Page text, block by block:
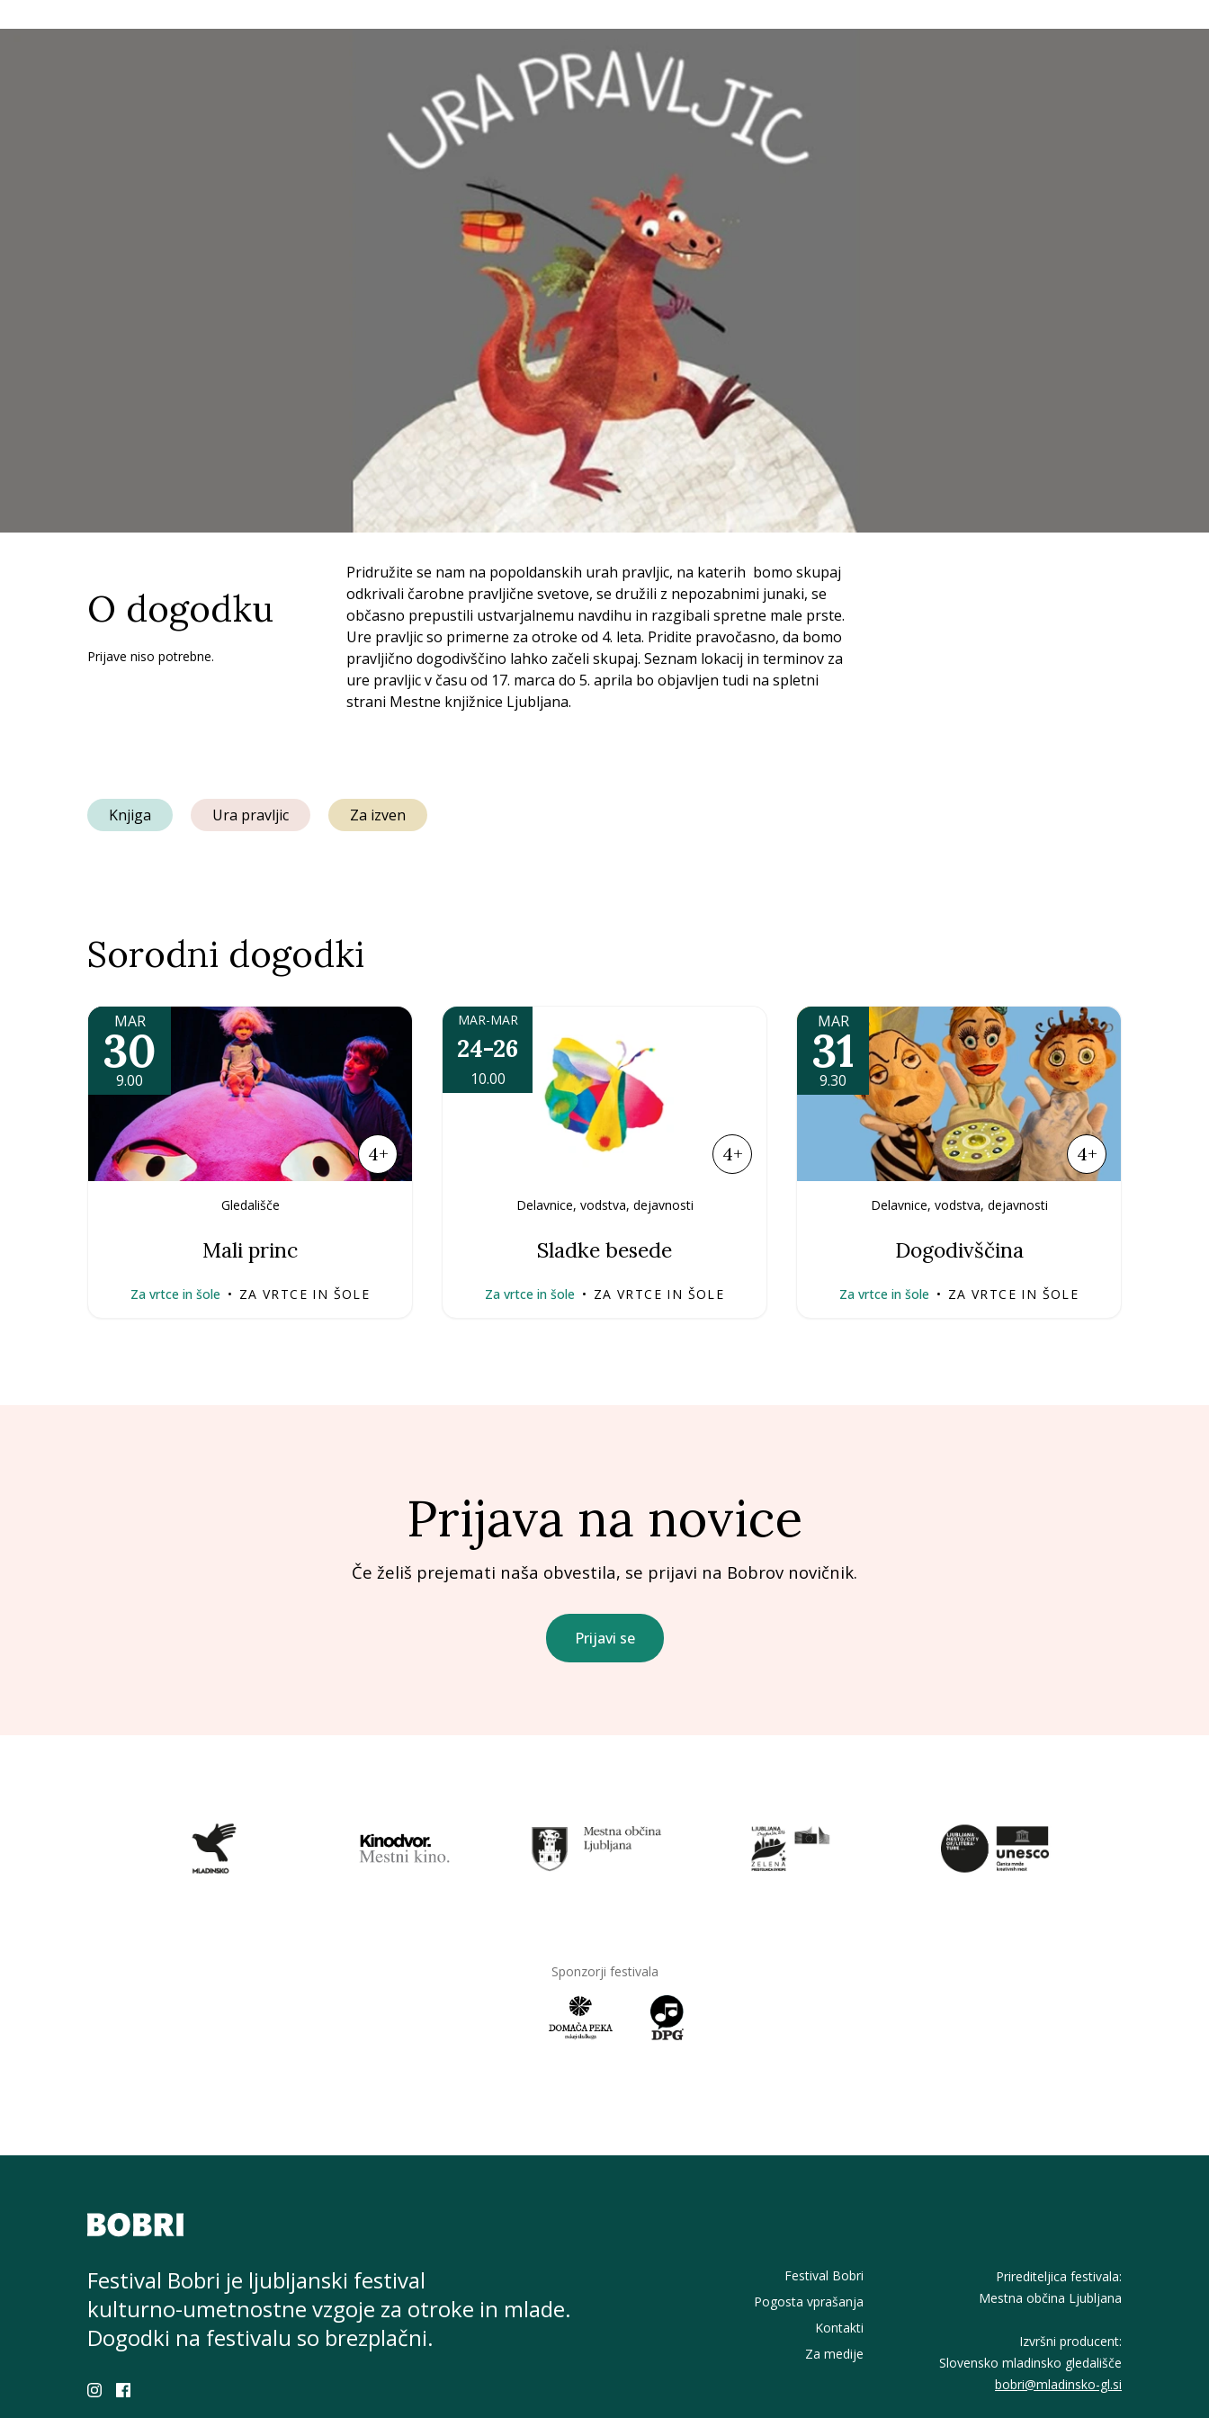
O dogodku
Prijave niso potrebne.
Pridružite se nam na popoldanskih urah pravljic, na katerih bomo skupaj
odkrivali čarobne pravljične svetove, se družili z nepozabnimi junaki, se
občasno prepustili ustvarjalnemu navdihu in razgibali spretne male prste.
Ure pravljic so primerne za otroke od 4. leta. Pridite pravočasno, da bomo
pravljično dogodivščino lahko začeli skupaj. Seznam lokacij in terminov za
ure pravljic v času od 17. marca do 5. aprila bo objavljen tudi na spletni
strani Mestne knjižnice Ljubljana.
Knjiga Ura pravljic Za izven
Sorodni dogodki
MAR
30
9.00
4+
Gledališče
Mali princ
Za vrtce in šole • ZA VRTCE IN ŠOLE
MAR-MAR
24-26
10.00
4+
Delavnice, vodstva, dejavnosti
Sladke besede
Za vrtce in šole • ZA VRTCE IN ŠOLE
MAR
31
9.30
4+
Delavnice, vodstva, dejavnosti
Dogodivščina
Za vrtce in šole • ZA VRTCE IN ŠOLE
Prijava na novice
Če želiš prejemati naša obvestila, se prijavi na Bobrov novičnik.
Prijavi se
Sponzorji festivala
Festival Bobri je ljubljanski festival
kulturno-umetnostne vzgoje za otroke in mlade.
Dogodki na festivalu so brezplačni.
Festival Bobri
Pogosta vprašanja
Kontakti
Za medije
Prirediteljica festivala:
Mestna občina Ljubljana
Izvršni producent:
Slovensko mladinsko gledališče
bobri@mladinsko-gl.si